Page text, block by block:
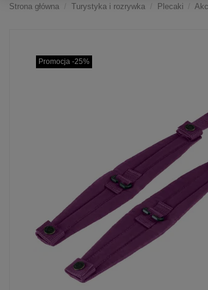
Strona główna Turystyka i rozrywka Plecaki
Promocja -25%